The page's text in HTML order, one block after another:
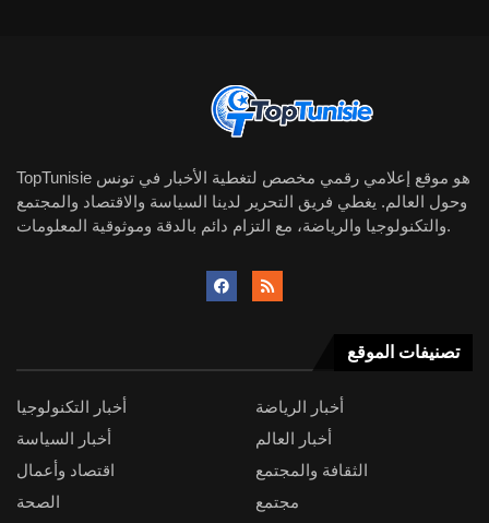
TopTunisie هو موقع إعلامي رقمي مخصص لتغطية الأخبار في تونس
وحول العالم. يغطي فريق التحرير لدينا السياسة والاقتصاد والمجتمع
والتكنولوجيا والرياضة، مع التزام دائم بالدقة وموثوقية المعلومات.
تصنيفات الموقع
أخبار التكنولوجيا
أخبار الرياضة
أخبار السياسة
أخبار العالم
اقتصاد وأعمال
الثقافة والمجتمع
الصحة
مجتمع